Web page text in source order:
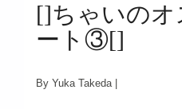
[]ちゃいの
ート③[]
By Yuka Takeda |